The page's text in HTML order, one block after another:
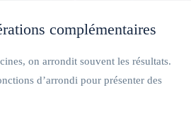
complémentaires
on arrondit souvent les résultats.
d’arrondi pour présenter des